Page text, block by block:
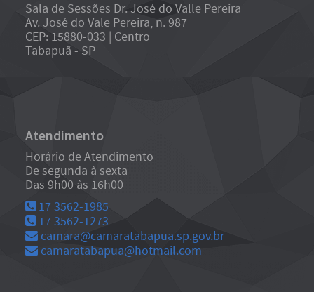
Sala de Sessões Dr. José do Valle Pereira
Av. José do Vale Pereira, n. 987
CEP: 15880-033 | Centro
Tabapuã - SP
Atendimento
Horário de Atendimento
De segunda à sexta
Das 9h00 às 16h00
17 3562-1985
17 3562-1273
camara@camaratabapua.sp.gov.br
camaratabapua@hotmail.com